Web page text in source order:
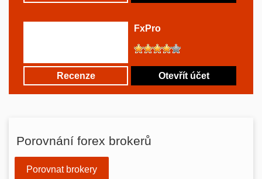
FxPro
Recenze Otevřít účet
Porovnání forex brokerů
Porovnat brokery